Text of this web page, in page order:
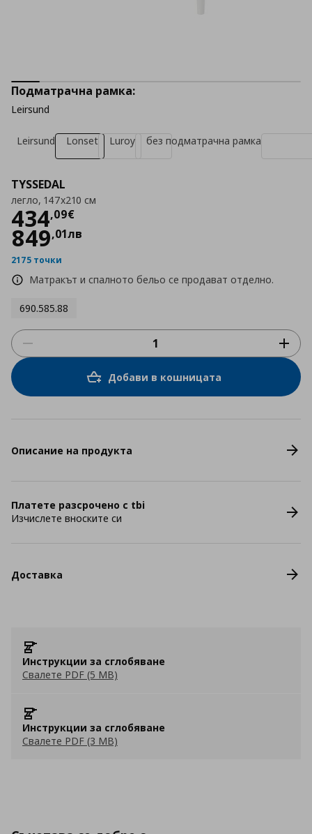
TYSSEDAL
легло, 147x210 см
434,09€
Цена434,09 €
849,01лв
2175 точки
Матракът и спалното бельо се продават отделно.
690.585.88
Подматрачна рамка:
Leirsund
Leirsund Lonset Luroy без подматрачна рамка
Добави в кошницата
Описание на продукта
Платете разсрочено с tbi
Изчислете вноските си
Доставка
Инструкции за сглобяване
Свалете PDF (5 MB)
Инструкции за сглобяване
Свалете PDF (3 MB)